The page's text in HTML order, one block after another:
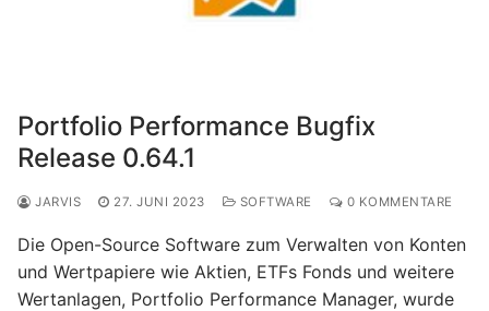
Portfolio Performance Bugfix
Release 0.64.1
JARVIS 27. JUNI 2023 SOFTWARE 0 KOMMENTARE
Die Open-Source Software zum Verwalten von Konten
und Wertpapiere wie Aktien, ETFs Fonds und weitere
Wertanlagen, Portfolio Performance Manager, wurde